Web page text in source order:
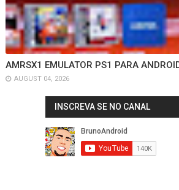
AMRSX1 EMULATOR PS1 PARA
AUGUST 04, 2026
INSCREVA SE NO CANAL